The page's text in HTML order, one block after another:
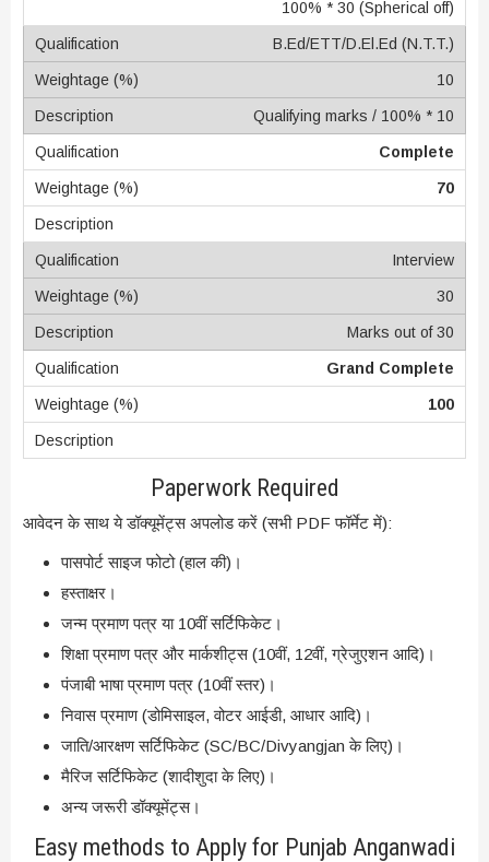
100% * 30 (Spherical off)
B.Ed/ETT/D.El.Ed (N.T.T.)
10
Qualifying marks / 100% * 10
Complete
70
Interview
30
Marks out of 30
Grand Complete
100
Paperwork Required
आवेदन के साथ ये डॉक्यूमेंट्स अपलोड करें (सभी PDF फॉर्मेट में):
पासपोर्ट साइज फोटो (हाल की)।
हस्ताक्षर।
जन्म प्रमाण पत्र या 10वीं सर्टिफिकेट।
शिक्षा प्रमाण पत्र और मार्कशीट्स (10वीं, 12वीं, ग्रेजुएशन आदि)।
पंजाबी भाषा प्रमाण पत्र (10वीं स्तर)।
निवास प्रमाण (डोमिसाइल, वोटर आईडी, आधार आदि)।
जाति/आरक्षण सर्टिफिकेट (SC/BC/Divyangjan के लिए)।
मैरिज सर्टिफिकेट (शादीशुदा के लिए)।
अन्य जरूरी डॉक्यूमेंट्स।
Easy methods to Apply for Punjab Anganwadi